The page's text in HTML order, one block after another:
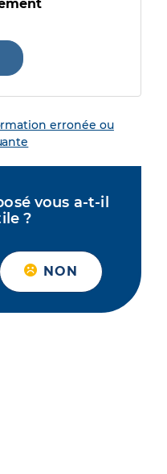
erronée ou
vous a-t-il
?
NON